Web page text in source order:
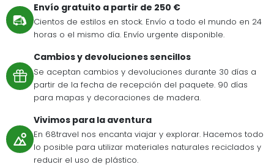
Envío gratuito a partir de 250 €
Cientos de estilos en stock. Envío a todo el mundo en 24
horas o el mismo día. Envío urgente disponible.
Cambios y devoluciones sencillos
Se aceptan cambios y devoluciones durante 30 días a
partir de la fecha de recepción del paquete. 90 días
para mapas y decoraciones de madera.
Vivimos para la aventura
En 68travel nos encanta viajar y explorar. Hacemos todo
lo posible para utilizar materiales naturales reciclados y
reducir el uso de plástico.